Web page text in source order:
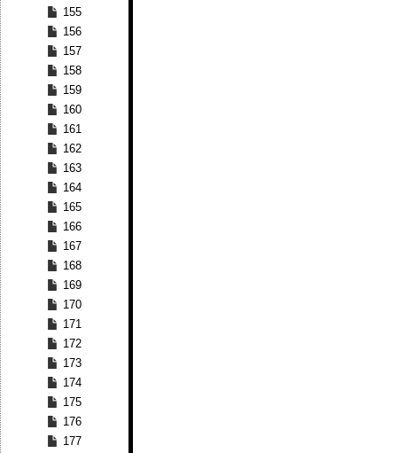
155
156
157
158
159
160
161
162
163
164
165
166
167
168
169
170
171
172
173
174
175
176
177